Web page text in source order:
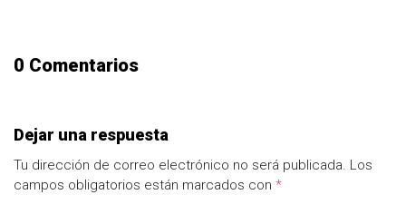
0 Comentarios
Dejar una respuesta
Tu dirección de correo electrónico no será publicada. Los
campos obligatorios están marcados con *